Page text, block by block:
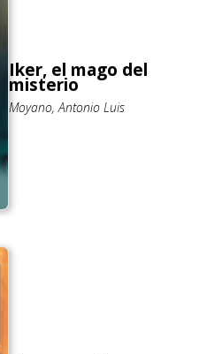
Iker, el mago del
misterio
Moyano, Antonio Luis